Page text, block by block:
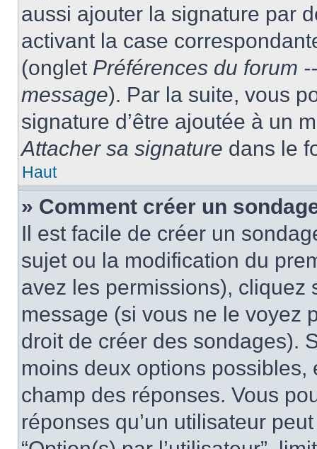
aussi ajouter la signature par
activant la case
(onglet Préférences du forum
message). Par la suite, vous
signature d’être ajoutée à un
Attacher sa signature dans le
Haut
» Comment créer un
Il est facile de créer un
sujet ou la modification du
avez les permissions), cliquez
message (si vous ne le voyez
droit de créer des sondages).
moins deux options
champ des réponses. Vous
réponses qu’un utilisateur